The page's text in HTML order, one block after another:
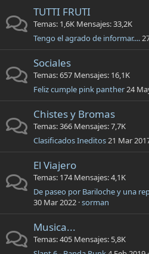
TUTTI FRUTI
Temas 1,6K Mensajes 33,2K
Tengo el agrado de informar....
Sociales
Temas 657 Mensajes 16,1K
Feliz cumple pink panther24
Chistes y Bromas
Temas 366 Mensajes 7,7K
Clasificados Ineditos21 Mar
El Viajero
Temas 174 Mensajes 4,1K
De paseo por Bariloche y una
30 Mar 2022 sorman
Musica...
Temas 405 Mensajes 5,8K